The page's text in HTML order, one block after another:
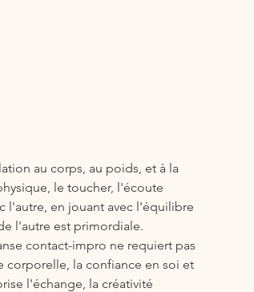
au corps, au poids, et à la
le toucher, l'écoute
l'autre, en jouant avec l'équilibre
l'autre est primordiale.
contact-impro ne requiert pas
la confiance en soi et
l'échange, la créativité